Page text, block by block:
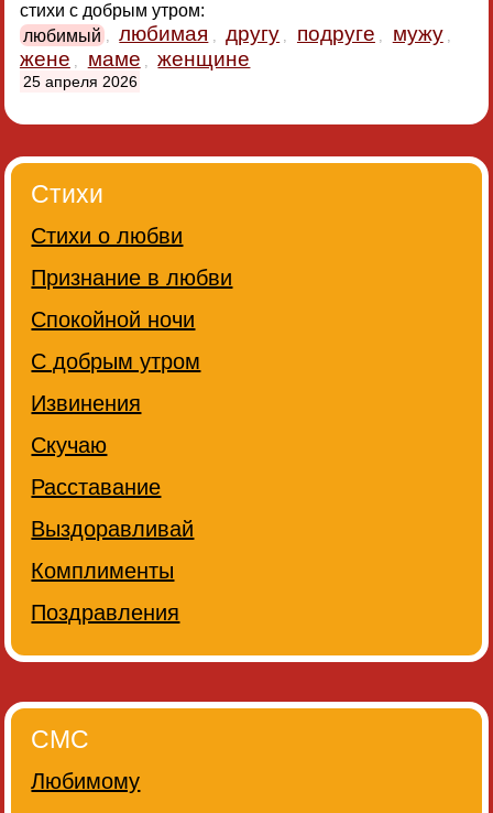
стихи с добрым утром:
любимый , любимая , другу , подруге , мужу ,
жене , маме , женщине
25 апреля 2026
Стихи
Стихи о любви
Признание в любви
Спокойной ночи
С добрым утром
Извинения
Скучаю
Расставание
Выздоравливай
Комплименты
Поздравления
СМС
Любимому